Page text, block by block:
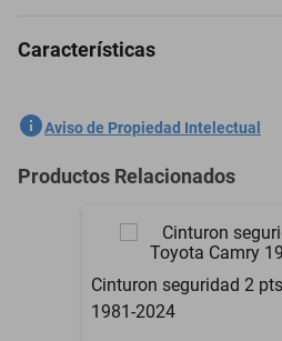
Espejo Retrovisor para Plymouth
Características
SKU
Marca
Modelo del Vehículo
Tipo De Refacción
Aviso de Propiedad Intelectual
Productos Relacionados
Cinturon seguridad 2
1981-2024